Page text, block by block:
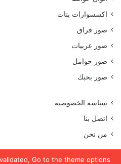
Go to the theme options
اكسسوارات بنات
صور فراق
صور عربيات
صور حوامل
صور بحبك
سياسة الخصوصية
اتصل بنا
من نحن